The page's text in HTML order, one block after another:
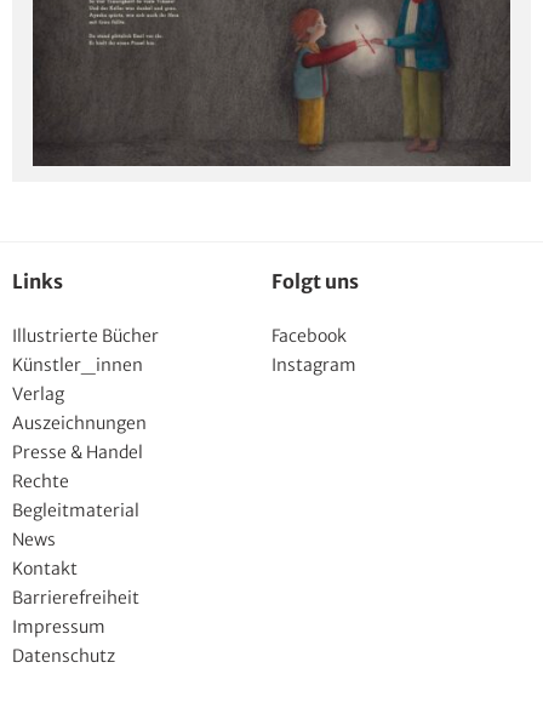
Links
Illustrierte Bücher
Künstler_innen
Verlag
Auszeichnungen
Presse & Handel
Rechte
Begleitmaterial
News
Kontakt
Barrierefreiheit
Impressum
Datenschutz
Folgt uns
Facebook
Instagram